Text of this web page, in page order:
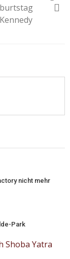
nicht mehr
Park